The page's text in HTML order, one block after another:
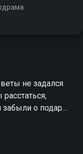
не задался.
о подарке
билета. Но с